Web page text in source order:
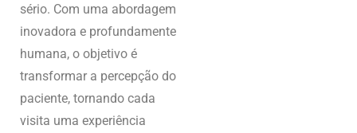
sério. Com uma abordagem
inovadora e profundamente
humana, o objetivo é
transformar a percepção do
paciente, tornando cada
visita uma experiência